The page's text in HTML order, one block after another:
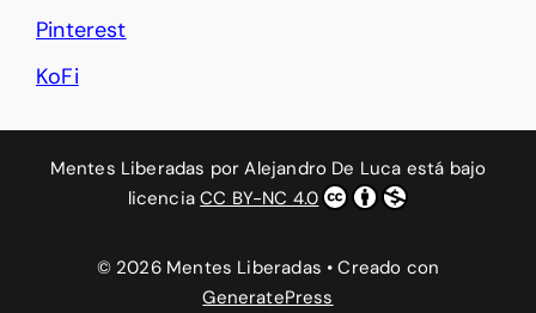
Pinterest
KoFi
Mentes Liberadas porAlejandro De Luca está bajo
licenciaCC BY-NC 4.0
© 2026 Mentes Liberadas • Creado con
GeneratePress